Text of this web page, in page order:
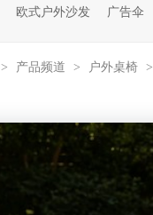
欧式户外沙发 广告伞
> 产品频道 > 户外桌椅 >